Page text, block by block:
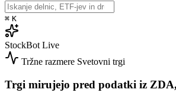
⌘ K
StockBot Live
Tržne razmere Svetovni trgi
Trgi mirujejo pred podatki iz